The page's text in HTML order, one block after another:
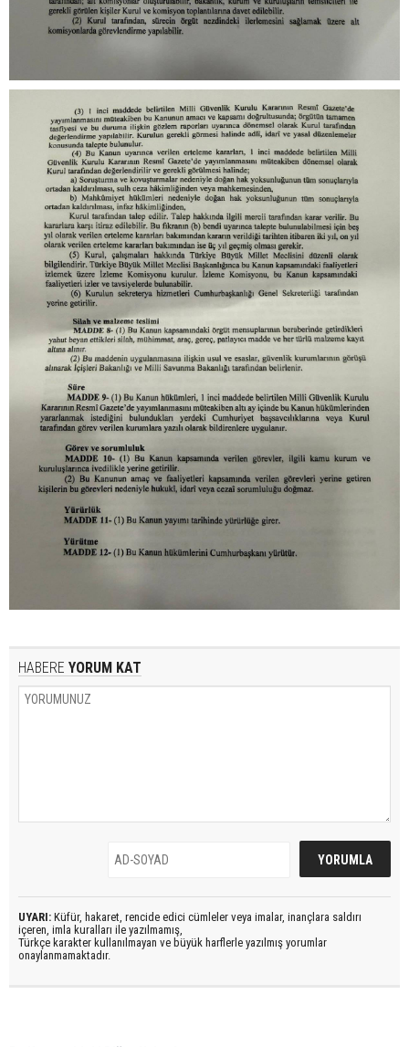
HABERE YORUM KAT
UYARI: Küfür, hakaret, rencide edici cümleler veya imalar, inançlara saldırı
içeren, imla kuralları ile yazılmamış,
Türkçe karakter kullanılmayan ve büyük harflerle yazılmış yorumlar
onaylanmamaktadır.